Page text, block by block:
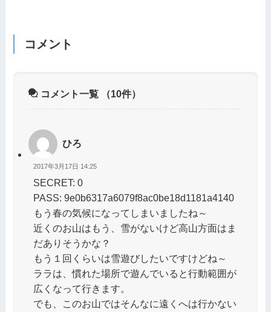
コメント
コメント一覧 （10件）
ひろ
2017年3月17日 14:25
SECRET: 0
PASS: 9e0b6317a6079f8ac0be18d1181a4140
もう春の気候になってしまいましたね～
近くのお山はもう、雪がないけど高山方面はま
だありそうかな？
もう１回くらいは雪遊びしたいですけどね～
ララは、慣れた場所で遊んでいると行動範囲が
広くなって行きます。
でも、このお山ではそんなに遠くへは行かない